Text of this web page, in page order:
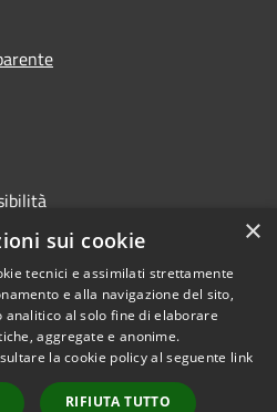
Copyright © 2026 • Comune di
San Giorgio Morgeto •
Powered byMunicipium •
Accesso redazione
×
sui cookie
tecnici e assimilati strettamente
e alla navigazione del sito,
analitico al solo fine di elaborare
aggregate e anonime.
la cookie policy al seguente link
RIFIUTA TUTTO